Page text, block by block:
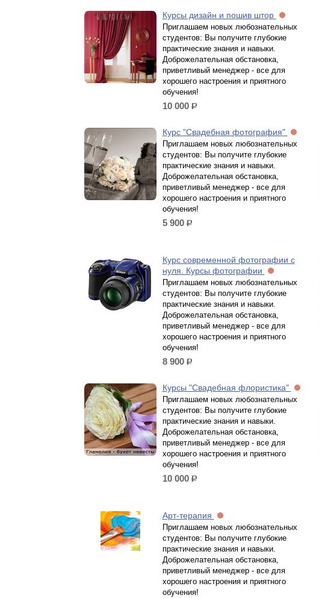
Курсы дизайн и пошив штор
Приглашаем новых любознательных
студентов: Вы получите глубокие
практические знания и навыки.
Доброжелательная обстановка,
приветливый менеджер - все для
хорошего настроения и приятного
обучения!
10 000 р.
Курс "Свадебная фотография"
Приглашаем новых любознательных
студентов: Вы получите глубокие
практические знания и навыки.
Доброжелательная обстановка,
приветливый менеджер - все для
хорошего настроения и приятного
обучения!
5 900 р.
Курс современной фотографии с
нуля. Курсы фотографии
Приглашаем новых любознательных
студентов: Вы получите глубокие
практические знания и навыки.
Доброжелательная обстановка,
приветливый менеджер - все для
хорошего настроения и приятного
обучения!
8 900 р.
Курсы "Свадебная флористика"
Приглашаем новых любознательных
студентов: Вы получите глубокие
практические знания и навыки.
Доброжелательная обстановка,
приветливый менеджер - все для
хорошего настроения и приятного
обучения!
10 000 р.
Арт-терапия
Приглашаем новых любознательных
студентов: Вы получите глубокие
практические знания и навыки.
Доброжелательная обстановка,
приветливый менеджер - все для
хорошего настроения и приятного
обучения!